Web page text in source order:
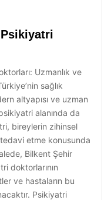
Uzmanlık ve
sağlık
altyapısı ve uzman
alanında da
bireylerin zihinsel
tedavi etme konusunda
Bilkent Şehir
doktorlarının
ve hastaların bu
Psikiyatri